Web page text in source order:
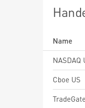
Name
NASDAQ
Cboe US